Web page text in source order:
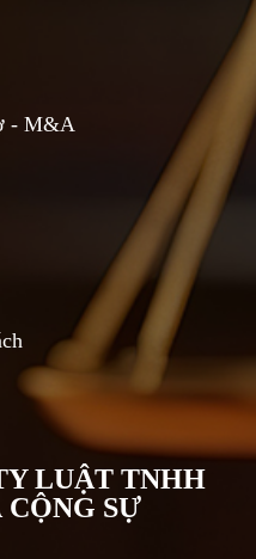
- M&A
LUẬT TNHH
SỰ